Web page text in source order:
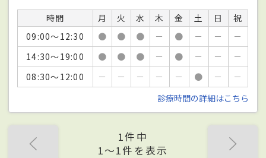
時間 月 火 水 木 金 土 日
祝
09:00～12:30
● ● ● － ● － －
－
14:30～19:00
● ● ● － ● － －
－
08:30～12:00
－ － － － － ● －
－
診療時間の詳細はこちら
1件中
1〜1件を表示